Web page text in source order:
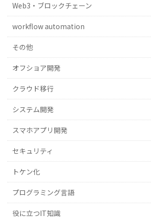
Web3・ブロックチェーン
workflow automation
その他
オフショア開発
クラウド移行
システム開発
スマホアプリ開発
セキュリティ
トケン化
プログラミング言語
役に立つIT知識